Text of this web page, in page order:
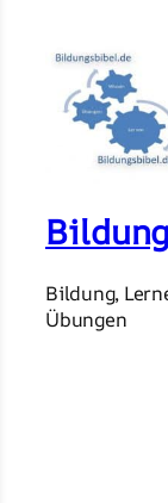
Bildung,
Übungen